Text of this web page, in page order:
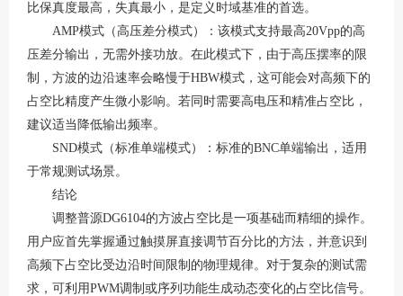
比保真度最高，失真最小，是定义时域基准的首选。
AMP模式（高压差分模式）：该模式支持最高20Vpp的高
压差分输出，无需外接功放。在此模式下，由于高压摆率的限
制，方波的边沿速率会略慢于HBW模式，这可能会对高频下的
占空比精度产生微小影响。若同时需要高电压和精准占空比，
建议适当降低输出频率。
SND模式（标准单端模式）：标准的BNC单端输出，适用
于常规测试场景。
结论
调整普源DG6104的方波占空比是一项基础而精细的操作。
用户应首先掌握通过触摸屏直接调节百分比的方法，并意识到
高频下占空比受边沿时间限制的物理规律。对于复杂的测试需
求，可利用PWM调制或序列功能生成动态变化的占空比信号。